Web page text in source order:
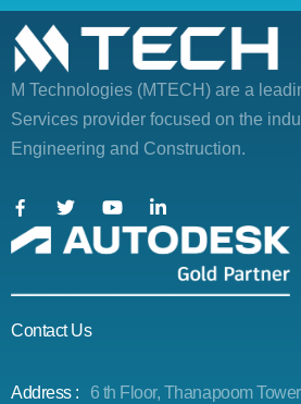
M Technologies (MTECH) are a
Services provider focused on the
Engineering and Construction.
Contact Us
Address :
6 th Floor, Thanapoom